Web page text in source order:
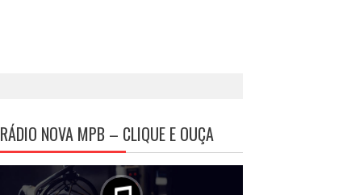
RÁDIO NOVA MPB – CLIQUE E OUÇA